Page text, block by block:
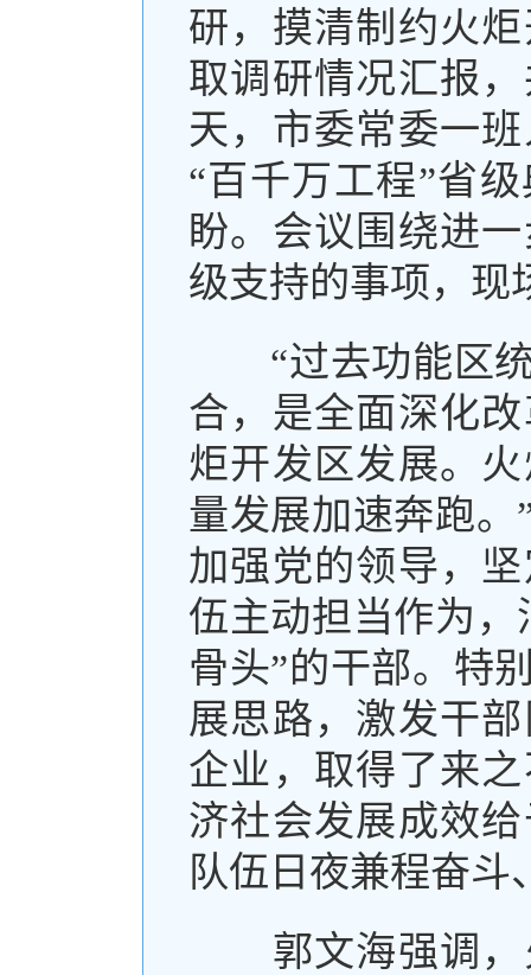
研，摸清制约火
取调研情况汇报
天，市委常委一
“百千万工程”省
盼。会议围绕进
级支持的事项，现
“过去功能区统
合，是全面深化
炬开发区发展。
量发展加速奔跑
加强党的领导，
伍主动担当作为
骨头”的干部。特
展思路，激发干
企业，取得了来
济社会发展成效
队伍日夜兼程奋
郭文海强调，